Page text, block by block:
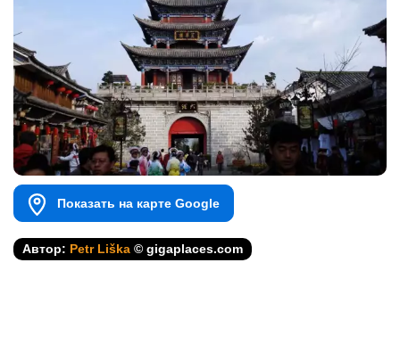
Показать на карте Google
Автор: Petr Liška © gigaplaces.com